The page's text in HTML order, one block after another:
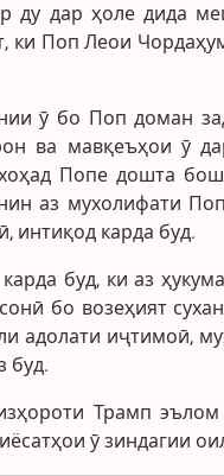
дар ҳоле дида
ки Поп Леои
ӯ бо Поп доман
ва мавқеъҳои ӯ
Попе дошта
аз мухолифати
интиқод карда буд.
буд, ки аз
бо возеҳият
адолати иҷтимоӣ,
буд.
Трамп
ӯ зиндагии